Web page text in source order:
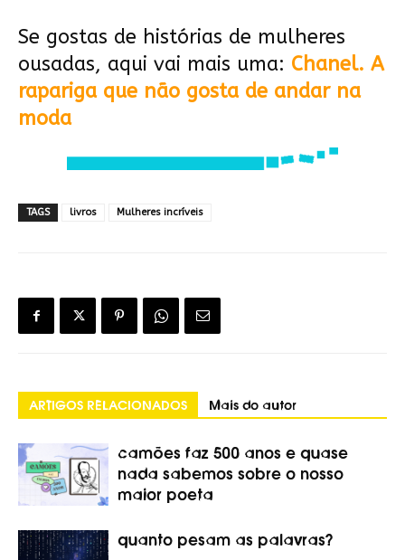
Se gostas de histórias de mulheres
ousadas, aqui vai mais uma: Chanel. A
rapariga que não gosta de andar na
moda
TAGS livros Mulheres incríveis
ARTIGOS RELACIONADOS Mais do autor
camões faz 500 anos e quase
nada sabemos sobre o nosso
maior poeta
quanto pesam as palavras?